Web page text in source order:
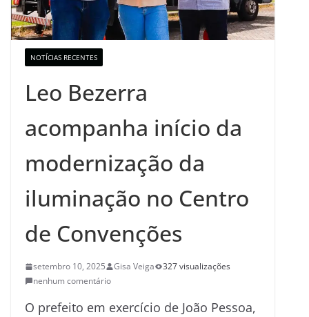
NOTÍCIAS RECENTES
Leo Bezerra
acompanha início da
modernização da
iluminação no Centro
de Convenções
setembro 10, 2025 Gisa Veiga
327 visualizações
nenhum comentário
O prefeito em exercício de João Pessoa,